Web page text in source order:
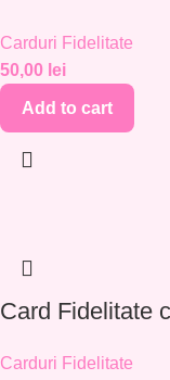
Carduri Fidelitate
50,00 lei
Add to cart
Card Fidelitate
Carduri Fidelitate